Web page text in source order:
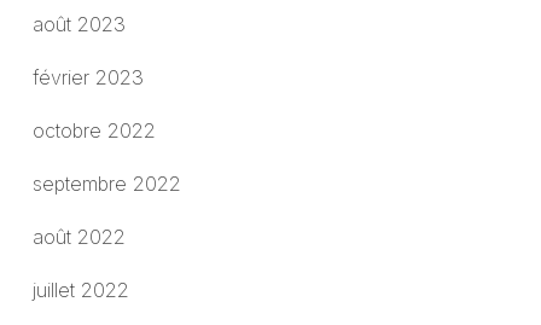
août 2023
février 2023
octobre 2022
septembre 2022
août 2022
juillet 2022